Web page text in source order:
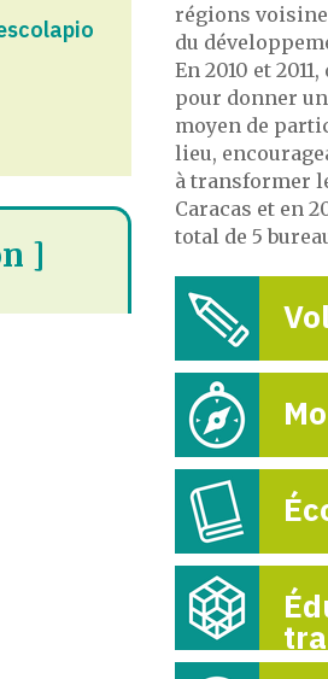
]
régions
du
En 2010 et
pour donner
moyen de
lieu,
à transformer
Caracas et en
total de 5